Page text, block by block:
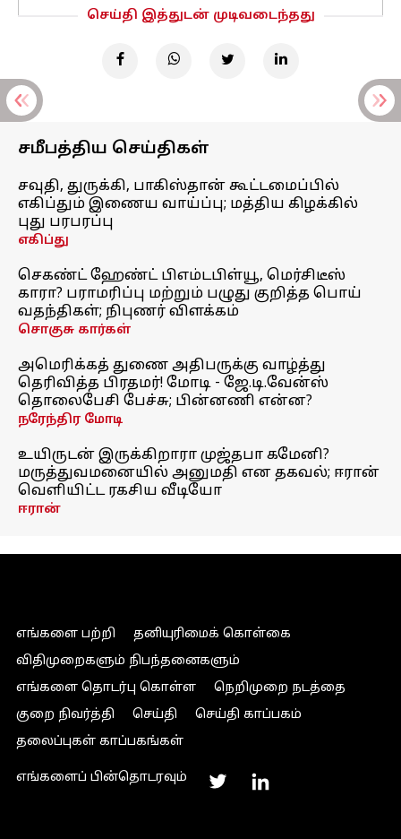
செய்தி இத்துடன் முடிவடைந்தது
சமீபத்திய செய்திகள்
சவுதி, துருக்கி, பாகிஸ்தான் கூட்டமைப்பில்
எகிப்தும் இணைய வாய்ப்பு; மத்திய கிழக்கில்
புது பரபரப்பு
எகிப்து
செகண்ட் ஹேண்ட் பிஎம்டபிள்யூ, மெர்சிடீஸ்
காரா? பராமரிப்பு மற்றும் பழுது குறித்த பொய்
வதந்திகள்; நிபுணர் விளக்கம்
சொகுசு கார்கள்
அமெரிக்கத் துணை அதிபருக்கு வாழ்த்து
தெரிவித்த பிரதமர்! மோடி - ஜே.டி.வேன்ஸ்
தொலைபேசி பேச்சு; பின்னணி என்ன?
நரேந்திர மோடி
உயிருடன் இருக்கிறாரா முஜ்தபா கமேனி?
மருத்துவமனையில் அனுமதி என தகவல்; ஈரான்
வெளியிட்ட ரகசிய வீடியோ
ஈரான்
எங்களை பற்றி
தனியுரிமைக் கொள்கை
விதிமுறைகளும் நிபந்தனைகளும்
எங்களை தொடர்பு கொள்ள
நெறிமுறை நடத்தை
குறை நிவர்த்தி
செய்தி
செய்தி காப்பகம்
தலைப்புகள் காப்பகங்கள்
எங்களைப் பின்தொடரவும்